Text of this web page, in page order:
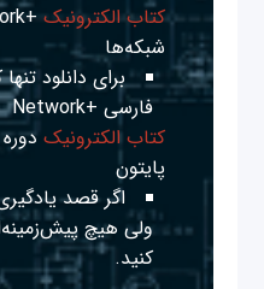
کتاب الکترونیک
شبکه‌ها
برای دانلود
فارسی +Network
کتاب الکترونیک
پایتون
اگر قصد
ولی هیچ
کنید.